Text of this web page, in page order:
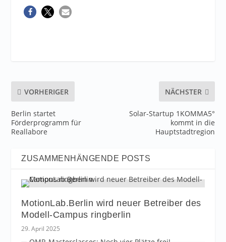
VORHERIGER
Berlin startet
Förderprogramm für
Reallabore
NÄCHSTER
Solar-Startup 1KOMMA5°
kommt in die
Hauptstadtregion
ZUSAMMENHÄNGENDE POSTS
MotionLab.Berlin wird neuer Betreiber des
Modell-Campus ringberlin
29. April 2025